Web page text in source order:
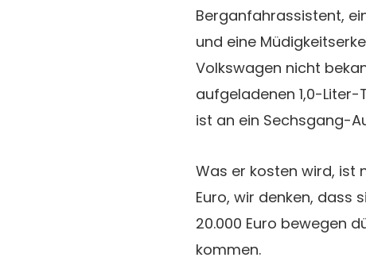
Berganfahrassistent,
und eine
Volkswagen nicht
aufgeladenen 1,0-Liter-
ist an ein Sechsgang-
Was er kosten wird, ist
Euro, wir denken, dass
20.000 Euro bewegen
kommen.